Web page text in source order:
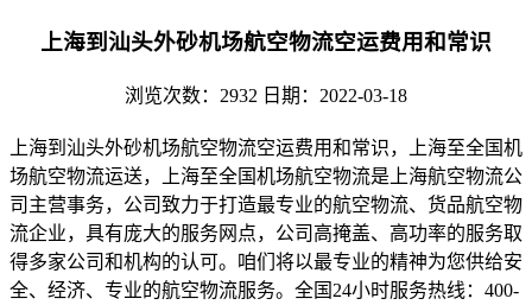
上海到汕头外砂机场航空物流空运费用和常识
浏览次数：2932 日期：2022-03-18
上海到汕头外砂机场航空物流空运费用和常识，上海至全国机
场航空物流运送，上海至全国机场航空物流是上海航空物流公
司主营事务，公司致力于打造最专业的航空物流、货品航空物
流企业，具有庞大的服务网点，公司高掩盖、高功率的服务取
得多家公司和机构的认可。咱们将以最专业的精神为您供给安
全、经济、专业的航空物流服务。全国24小时服务热线：400-